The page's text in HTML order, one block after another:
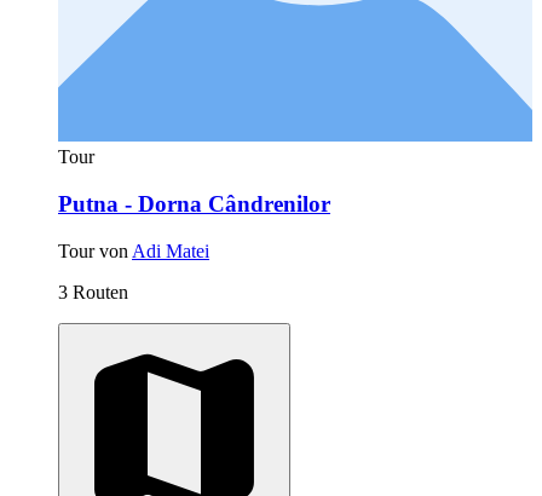
Tour
Putna - Dorna Cândrenilor
Tour von Adi Matei
3 Routen